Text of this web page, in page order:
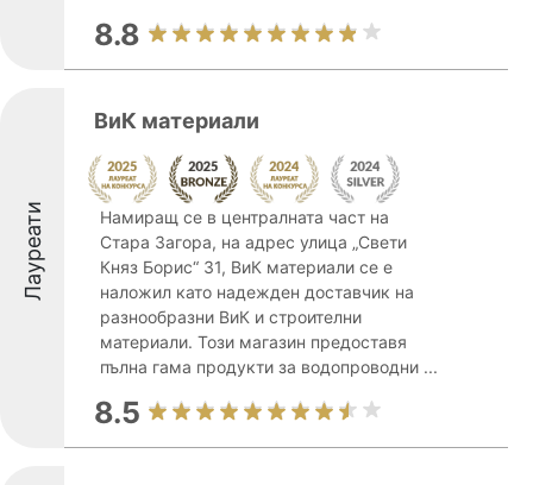
8.8
Лауреати
ВиК материали
Намиращ се в централната част на
Стара Загора, на адрес улица „Свети
Княз Борис“ 31, ВиК материали се е
наложил като надежден доставчик на
разнообразни ВиК и строителни
материали. Този магазин предоставя
пълна гама продукти за водопроводни ...
8.5